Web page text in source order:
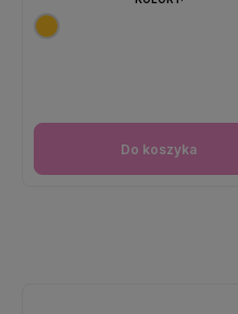
Do koszyka